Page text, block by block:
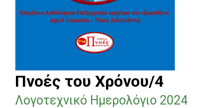
Πνοές του Χρόνου/4
Λογοτεχνικό Ημερολόγιο 2024